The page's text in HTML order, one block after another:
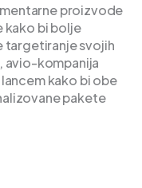
proizvode
kako bi bolje
targetiranje svojih
avio-kompanija
kako bi obe
pakete